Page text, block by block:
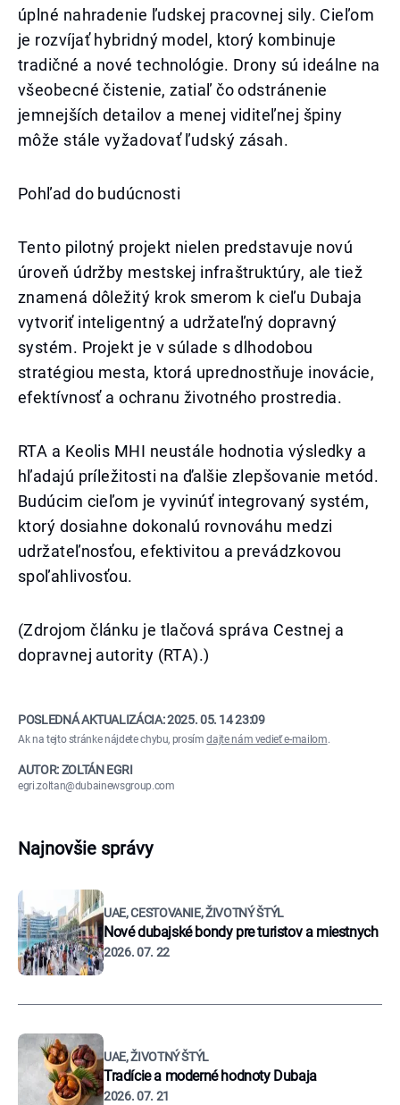
úplné nahradenie ľudskej pracovnej sily. Cieľom
je rozvíjať hybridný model, ktorý kombinuje
tradičné a nové technológie. Drony sú ideálne na
všeobecné čistenie, zatiaľ čo odstránenie
jemnejších detailov a menej viditeľnej špiny
môže stále vyžadovať ľudský zásah.
Pohľad do budúcnosti
Tento pilotný projekt nielen predstavuje novú
úroveň údržby mestskej infraštruktúry, ale tiež
znamená dôležitý krok smerom k cieľu Dubaja
vytvoriť inteligentný a udržateľný dopravný
systém. Projekt je v súlade s dlhodobou
stratégiou mesta, ktorá uprednostňuje inovácie,
efektívnosť a ochranu životného prostredia.
RTA a Keolis MHI neustále hodnotia výsledky a
hľadajú príležitosti na ďalšie zlepšovanie metód.
Budúcim cieľom je vyvinúť integrovaný systém,
ktorý dosiahne dokonalú rovnováhu medzi
udržateľnosťou, efektivitou a prevádzkovou
spoľahlivosťou.
(Zdrojom článku je tlačová správa Cestnej a
dopravnej autority (RTA).)
POSLEDNÁ AKTUALIZÁCIA:2025. 05. 14 23:09
Ak na tejto stránke nájdete chybu, prosímdajte nám vedieť e-mailom.
AUTOR: ZOLTÁN EGRI
egri.zoltan@dubainewsgroup.com
Najnovšie správy
UAE, CESTOVANIE, ŽIVOTNÝ ŠTÝL
Nové dubajské bondy pre turistov a miestnych
2026. 07. 22
UAE, ŽIVOTNÝ ŠTÝL
Tradície a moderné hodnoty Dubaja
2026. 07. 21